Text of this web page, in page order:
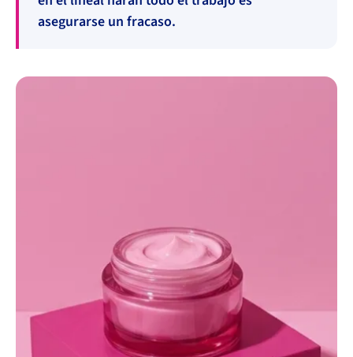
asegurarse un fracaso.